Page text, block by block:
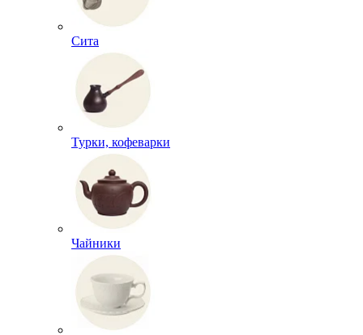
Сита
Турки, кофеварки
Чайники